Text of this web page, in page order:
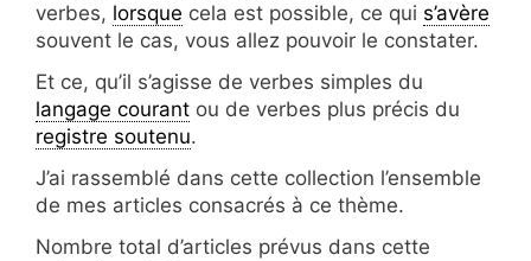
verbes, lorsque cela est possible, ce qui s’avère
souvent le cas, vous allez pouvoir le constater.
Et ce, qu’il s’agisse de verbes simples du
langage courant ou de verbes plus précis du
registre soutenu.
J’ai rassemblé dans cette collection l’ensemble
de mes articles consacrés à ce thème.
Nombre total d’articles prévus dans cette